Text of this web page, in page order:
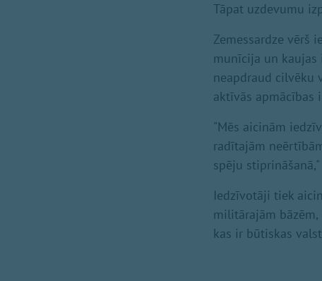
Tāpat uzdevumu
Zemessardze vērš
munīcija un
neapdraud cilvēku
aktīvās apmācības
"Mēs aicinām
radītajām
spēju
Iedzīvotāji tiek
militārajām
kas ir būtiskas